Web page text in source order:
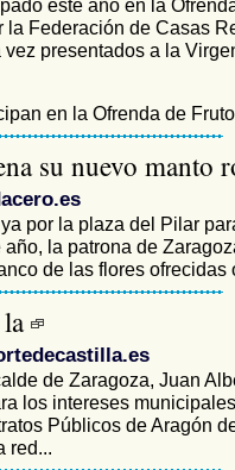
este año en la
Federación de Casas
presentados a la
en la Ofrenda de
su nuevo manto
por la plaza del Pilar
la patrona de
de las flores ofrecidas
de Zaragoza, Juan
los intereses
Públicos de Aragón
red...